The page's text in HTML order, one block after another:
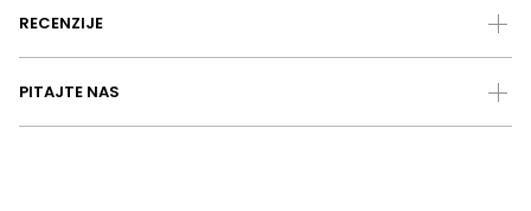
RECENZIJE
PITAJTE NAS